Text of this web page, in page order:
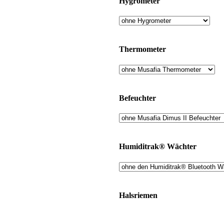
Thermometer
Befeuchter
Humiditrak® Wächter
Halsriemen